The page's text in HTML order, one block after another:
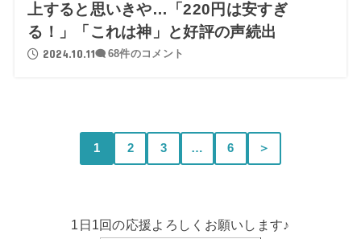
上すると思いきや…「220円は安すぎ
る！」「これは神」と好評の声続出
2024.10.11 68件のコメント
1 2 3 … 6 ＞
1日1回の応援よろしくお願いします♪